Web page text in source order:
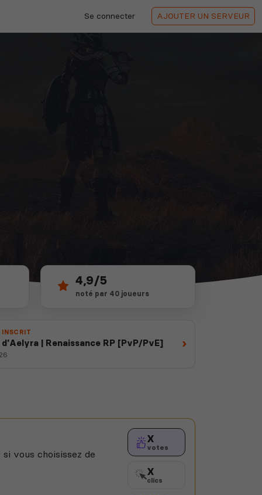
Se connecter AJOUTER UN SERVEUR
4,9/5
noté par 40 joueurs
INSCRIT
| Renaissance RP [PvP/PvE] ›
vous choisissez de
X
votes
X
clics